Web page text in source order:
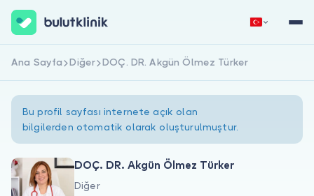
Hemen Kaydol Giriş Yap
Ana Sayfa Diğer DOÇ. DR. Akgün Ölmez Türker
Bu profil sayfası internete açık olan
bilgilerden otomatik olarak oluşturulmuştur.
DOÇ. DR. Akgün Ölmez Türker
Diğer